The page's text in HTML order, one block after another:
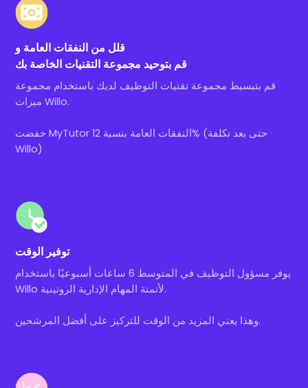
قلل من النفقات العامة و
قم بتوحيد مجموعة التقنيات الخاصة بك
قم بتبسيط مجموعة تقنيات التوظيف لديك باستخدام مجموعة
ميزات Willo.
خفضت MyTutor النفقات العامة بنسبة 12% (حتى بعد تكلفة
Willo)
توفير الوقت
يوفر مسؤول التوظيف في المتوسط 6 ساعات أسبوعيًا باستخدام
Willo لأتمتة المهام الإدارية الروتينية.
وهذا يعني المزيد من الوقت للتركيز على أفضل المرشحين.